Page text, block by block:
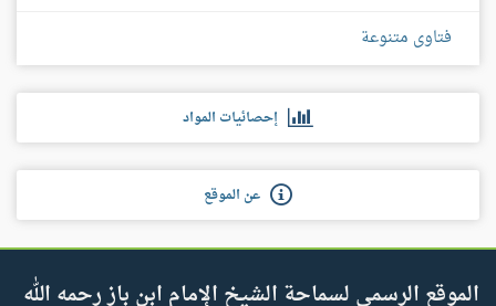
فتاوى متنوعة
إحصائيات المواد
عن الموقع
الموقع الرسمي لسماحة الشيخ الإمام ابن باز رحمه الله